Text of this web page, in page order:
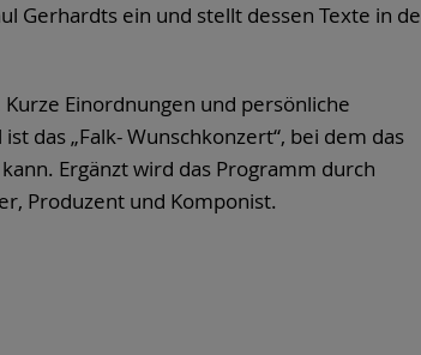
Gerhardts ein und stellt dessen Texte in
Einordnungen und persönliche
das „Falk- Wunschkonzert“, bei dem das
Ergänzt wird das Programm durch
Produzent und Komponist.